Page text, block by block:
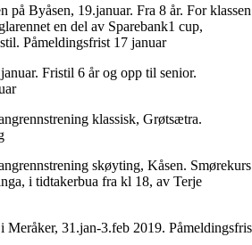
på Byåsen, 19.januar. Fra 8 år. For klassen
en del av Sparebank1 cup,
Påmeldingsfrist 17 januar
Fristil 6 år og opp til senior.
klassisk, Grøtsætra.
skøyting, Kåsen. Smørekurs
i tidtakerbua fra kl 18, av Terje
Meråker, 31.jan-3.feb 2019.